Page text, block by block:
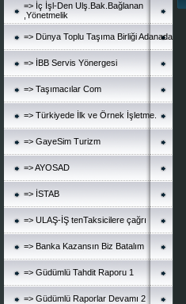
=> İç İşl-Den Ulş.Bak.Bağlanan
,Yönetmelik
=> Dünya Toplu Taşıma Birliği Adanada
=> İBB Servis Yönergesi
=> Taşımacılar Com
=> Türkiyede İlk ve Örnek İşletme.
=> GayeSim Turizm
=> AYOSAD
=> İSTAB
=> ULAŞ-İŞ tenTaksicilere çağrı
=> Banka Kazansın Biz Batalım
=> Güdümlü Tahdit Raporu 1
=> Güdümlü Raporlar Devamı 2